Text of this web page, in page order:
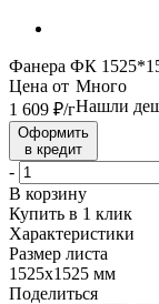
Фанера ФК
Цена от
1 609 ₽/г
Оформить
в кредит
Много
Нашли
-
В корзину
Купить в 1 клик
Характеристики
Размер листа
1525x1525 мм
Поделиться